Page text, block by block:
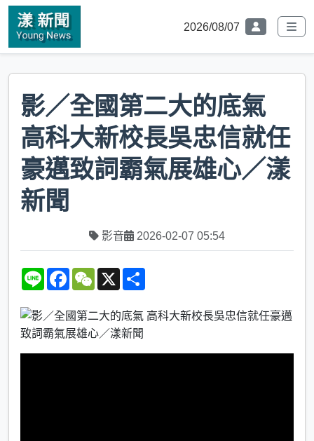
2026/08/07
影／全國第二大的底氣
高科大新校長吳忠信就任
豪邁致詞霸氣展雄心／漾
新聞
影音 2026-02-07 05:54
L
F
b
o
o
k
W
a
t
X
e